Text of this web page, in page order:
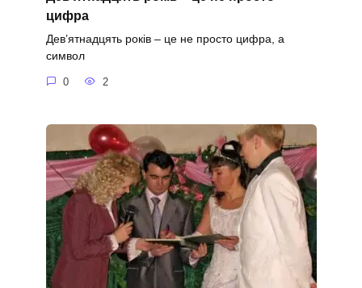
цифра
Дев’ятнадцять років – це не просто цифра, а
символ
0 2